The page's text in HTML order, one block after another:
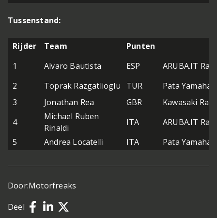
Tussenstand:
Rijder Team
Punten
1
Alvaro Bautista ESP
ARUBA.IT
2
Toprak Razgatlioglu TUR
Pata Yamaha
3
Jonathan Rea GBR
Kawasaki
4
Michael Ruben
Rinaldi
ITA
ARUBA.IT
5
Andrea Locatelli ITA Pata Yamaha
Door:Motorfreaks
Deel